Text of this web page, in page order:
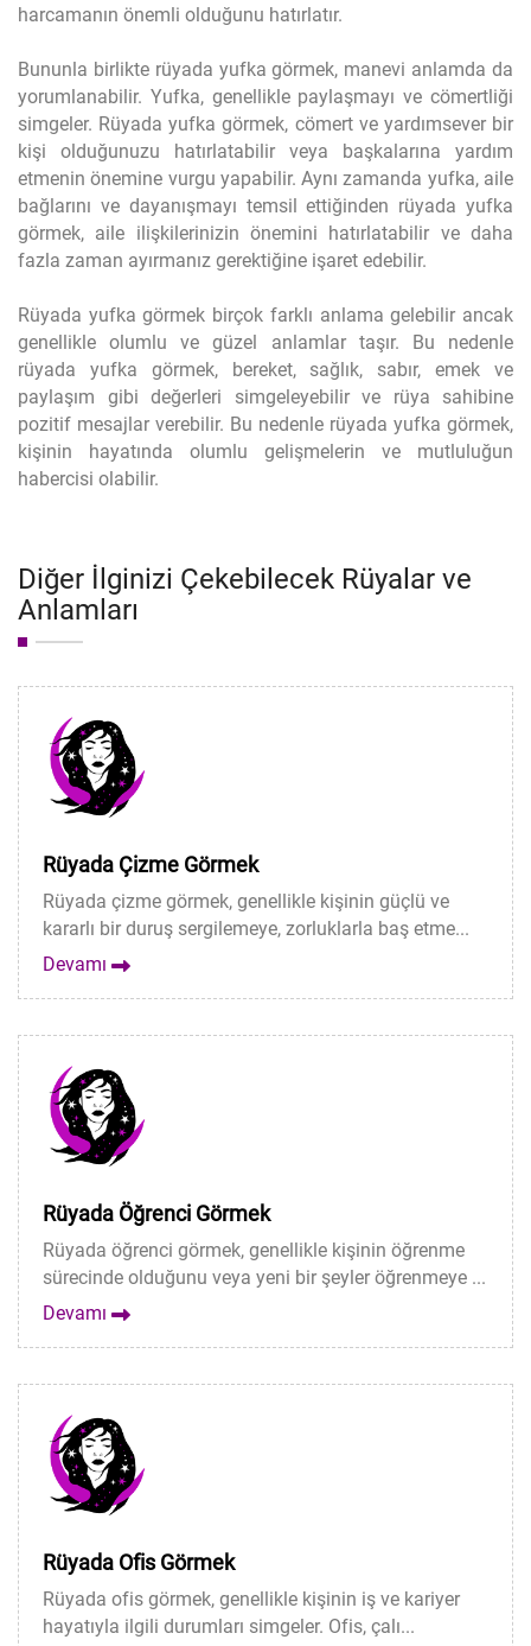
harcamanın önemli olduğunu hatırlatır.
Bununla birlikte rüyada yufka görmek, manevi anlamda da
yorumlanabilir. Yufka, genellikle paylaşmayı ve cömertliği
simgeler. Rüyada yufka görmek, cömert ve yardımsever bir
kişi olduğunuzu hatırlatabilir veya başkalarına yardım
etmenin önemine vurgu yapabilir. Aynı zamanda yufka, aile
bağlarını ve dayanışmayı temsil ettiğinden rüyada yufka
görmek, aile ilişkilerinizin önemini hatırlatabilir ve daha
fazla zaman ayırmanız gerektiğine işaret edebilir.
Rüyada yufka görmek birçok farklı anlama gelebilir ancak
genellikle olumlu ve güzel anlamlar taşır. Bu nedenle
rüyada yufka görmek, bereket, sağlık, sabır, emek ve
paylaşım gibi değerleri simgeleyebilir ve rüya sahibine
pozitif mesajlar verebilir. Bu nedenle rüyada yufka görmek,
kişinin hayatında olumlu gelişmelerin ve mutluluğun
habercisi olabilir.
Diğer İlginizi Çekebilecek Rüyalar ve
Anlamları
Rüyada Çizme Görmek
Rüyada çizme görmek, genellikle kişinin güçlü ve
kararlı bir duruş sergilemeye, zorluklarla baş etme...
Devamı
Rüyada Öğrenci Görmek
Rüyada öğrenci görmek, genellikle kişinin öğrenme
sürecinde olduğunu veya yeni bir şeyler öğrenmeye ...
Devamı
Rüyada Ofis Görmek
Rüyada ofis görmek, genellikle kişinin iş ve kariyer
hayatıyla ilgili durumları simgeler. Ofis, çalı...